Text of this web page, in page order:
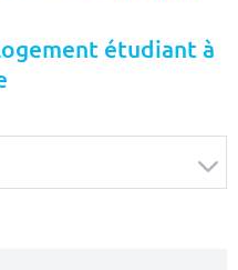
max
m²
étudiant à